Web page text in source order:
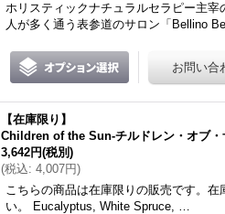
ホリスティックナチュラルセラピー主
人が多く通う表参道のサロン「Bellino
【在庫限り】
Children of the Sun-チルドレン・オブ・
3,642円(税別)
(税込: 4,007円)
こちらの商品は在庫限りの販売です。
い。 Eucalyptus, White Spruce, …